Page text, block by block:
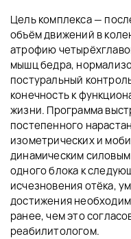
Цель комплекса —
объём движений в
атрофию
мышц бедра,
постуральный
конечность к
жизни. Программа
постепенного
изометрических и
динамическим
одного блока к
исчезновения отёка,
достижения
ранее, чем это
реабилитологом.